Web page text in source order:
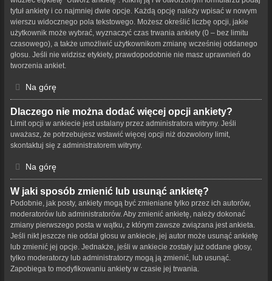
tytuł ankiety i co najmniej dwie opcje. Każdą opcję należy wpisać w nowym
wierszu widocznego pola tekstowego. Możesz określić liczbę opcji, jakie
użytkownik może wybrać, wyznaczyć czas trwania ankiety (0 – bez limitu
czasowego), a także umożliwić użytkownikom zmianę wcześniej oddanego
głosu. Jeśli nie widzisz etykiety, prawdopodobnie nie masz uprawnień do
tworzenia ankiet.
Na górę
Dlaczego nie można dodać więcej opcji ankiety?
Limit opcji w ankiecie jest ustalany przez administratora witryny. Jeśli
uważasz, że potrzebujesz wstawić więcej opcji niż dozwolony limit,
skontaktuj się z administratorem witryny.
Na górę
W jaki sposób zmienić lub usunąć ankietę?
Podobnie, jak posty, ankiety mogą być zmieniane tylko przez ich autorów,
moderatorów lub administratorów. Aby zmienić ankietę, należy dokonać
zmiany pierwszego posta w wątku, z którym zawsze związana jest ankieta.
Jeśli nikt jeszcze nie oddał głosu w ankiecie, jej autor może usunąć ankietę
lub zmienić jej opcje. Jednakże, jeśli w ankiecie zostały już oddane głosy,
tylko moderatorzy lub administratorzy mogą ją zmienić, lub usunąć.
Zapobiega to modyfikowaniu ankiety w czasie jej trwania.